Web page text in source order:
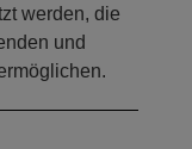
werden, die
und